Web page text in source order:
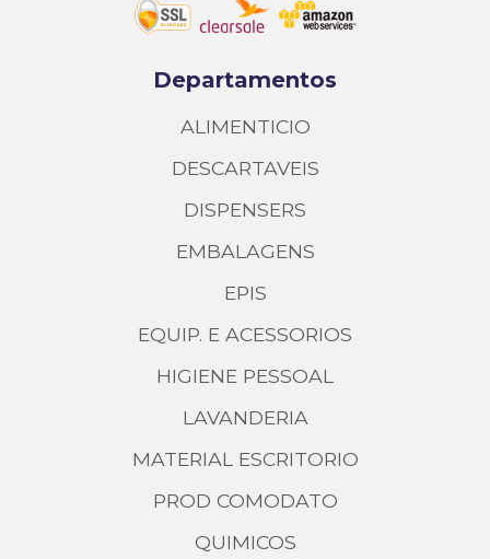
Departamentos
ALIMENTICIO
DESCARTAVEIS
DISPENSERS
EMBALAGENS
EPIS
EQUIP. E ACESSORIOS
HIGIENE PESSOAL
LAVANDERIA
MATERIAL ESCRITORIO
PROD COMODATO
QUIMICOS